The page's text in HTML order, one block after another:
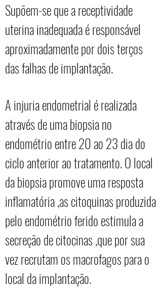
Supõem-se que a receptividade
uterina inadequada é responsável
aproximadamente por dois terços
das falhas de implantação.
A injuria endometrial é realizada
através de uma biopsia no
endométrio entre 20 ao 23 dia do
ciclo anterior ao tratamento. O local
da biopsia promove uma resposta
inflamatória ,as citoquinas produzida
pelo endométrio ferido estimula a
secreção de citocinas ,que por sua
vez recrutam os macrofagos para o
local da implantação.